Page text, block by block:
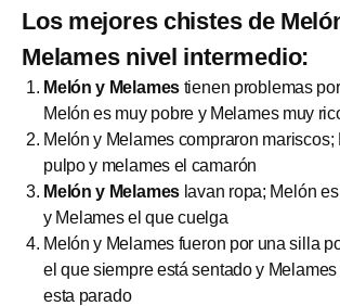
Los mejores chistes de
Melames nivel intermedio:
Melón y Melames tienen problemas
Melón es muy pobre y Melames muy
Melón y Melames compraron mariscos;
pulpo y melames el camarón
Melón y Melames lavan ropa; Melón
y Melames el que cuelga
Melón y Melames fueron por una silla
el que siempre está sentado y
esta parado